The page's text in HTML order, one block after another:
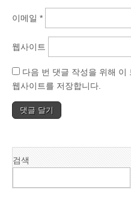
이메일 *
웹사이트
다음 번 댓글 작성을 위해 이
웹사이트를 저장합니다.
검색